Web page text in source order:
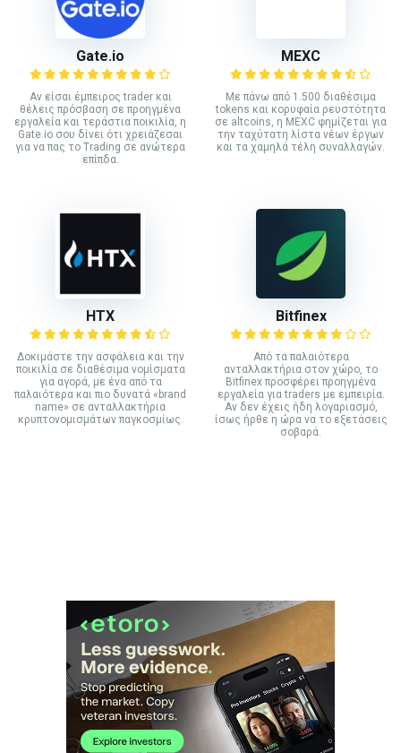
Gate.io
Αν είσαι έμπειρος trader και
θέλεις πρόσβαση σε προηγμένα
εργαλεία και τεράστια ποικιλία, η
Gate.io σου δίνει ότι χρειάζεσαι
για να πας το Trading σε ανώτερα
επίπδα.
MEXC
Με πάνω από 1.500 διαθέσιμα
tokens και κορυφαία ρευστότητα
σε altcoins, η MEXC φημίζεται για
την ταχύτατη λίστα νέων έργων
και τα χαμηλά τέλη συναλλαγών.
HTX
Δοκιμάστε την ασφάλεια και την
ποικιλία σε διαθέσιμα νομίσματα
για αγορά, με ένα από τα
παλαιότερα και πιο δυνατά «brand
name» σε ανταλλακτήρια
κρυπτονομισμάτων παγκοσμίως.
Bitfinex
Από τα παλαιότερα
ανταλλακτήρια στον χώρο, το
Bitfinex προσφέρει προηγμένα
εργαλεία για traders με εμπειρία.
Αν δεν έχεις ήδη λογαριασμό,
ίσως ήρθε η ώρα να το εξετάσεις
σοβαρά.